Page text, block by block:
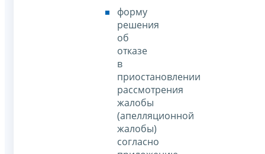
форму
решения
об
отказе
в
приостановлении
рассмотрения
жалобы
(апелляционной
жалобы)
согласно